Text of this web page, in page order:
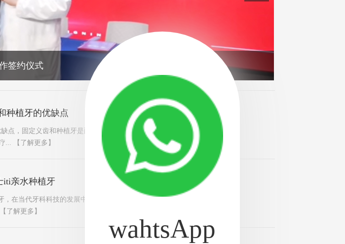
签约仪式
2024-08-20
种植牙的优缺点
点，固定义齿和种植牙是两种常见的牙齿修复方式，它们都可
...
【了解更多】
2024-08-20
iti亲水种植牙
在当代牙科科技的发展中，种植牙技术一直处于领·先地位。
【了解更多】
wahtsApp